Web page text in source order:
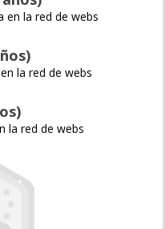
en la red de webs
la red de webs
la red de webs